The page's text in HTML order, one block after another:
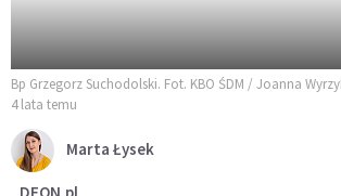
Bp Grzegorz Suchodolski. Fot. KBO ŚDM / Joanna
4 lata temu
Marta Łysek